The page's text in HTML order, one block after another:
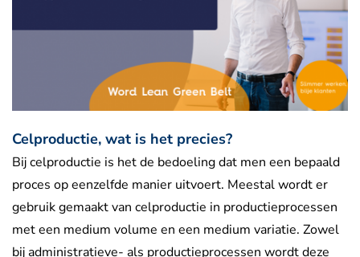
Celproductie, wat is het precies?
Bij celproductie is het de bedoeling dat men een bepaald
proces op eenzelfde manier uitvoert. Meestal wordt er
gebruik gemaakt van celproductie in productieprocessen
met een medium volume en een medium variatie. Zowel
bij administratieve- als productieprocessen wordt deze